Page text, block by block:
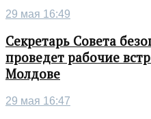
29 мая 16:49
Секретарь Совета
проведет рабочие
Молдове
29 мая 16:47